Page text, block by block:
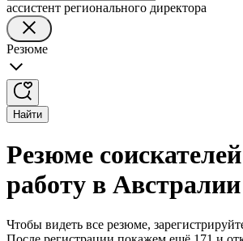
ассистент регионального директора
Резюме
Найти
Резюме
работу в Австралии
Чтобы видеть все резюме,